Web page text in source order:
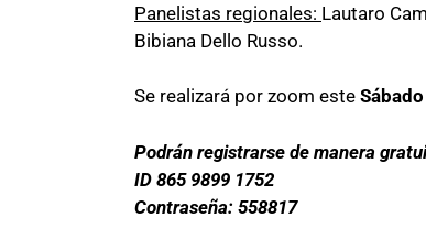
Panelistas regionales: Lautaro
Bibiana Dello Russo.
Se realizará por zoom este
Podrán registrarse de manera
ID 865 9899 1752
Contraseña: 558817